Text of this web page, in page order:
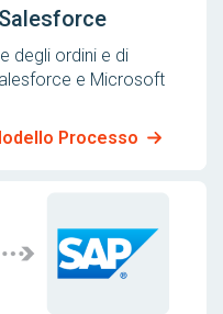
degli ordini e di
e Microsoft
Processo